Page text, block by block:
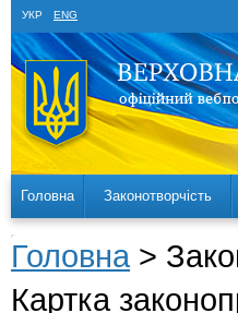
УКР ENG
Головна Законотворчість
Головна >
Картка